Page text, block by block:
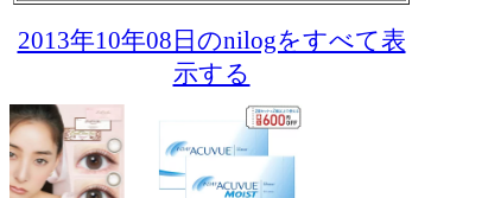
2013年10年08日のnilogをすべて表
示する